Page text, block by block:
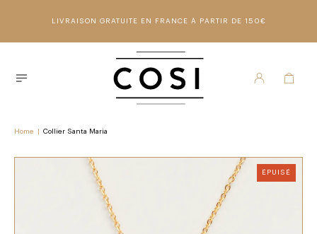
LIVRAISON GRATUITE EN FRANCE À PARTIR DE 150€
Home Collier Santa Maria
ÉPUISÉ